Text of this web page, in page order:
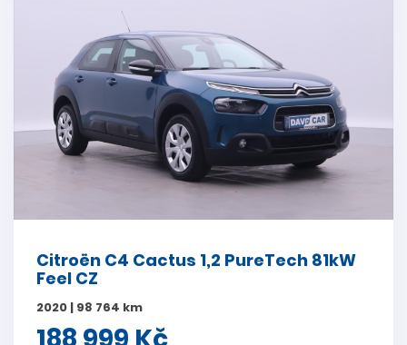
Citroën C4 Cactus 1,2 PureTech 81kW
Feel CZ
2020 | 98 764 km